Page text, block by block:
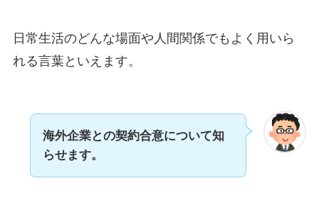
日常生活のどんな場面や人間関係でもよく用いら
れる言葉といえます。
海外企業との契約合意について知
らせます。